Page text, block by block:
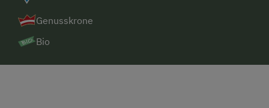
Genusskrone
Bio